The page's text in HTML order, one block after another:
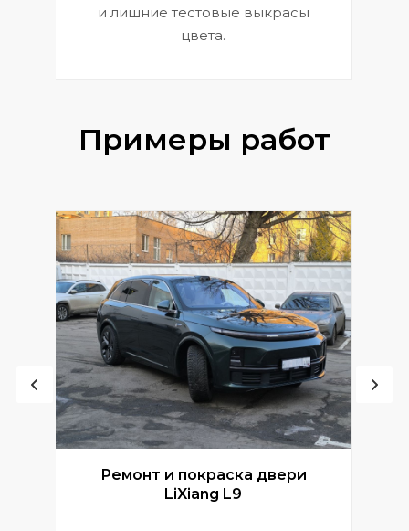
и лишние тестовые выкрасы
цвета.
Примеры работ
Ремонт и покраска двери
LiXiang L9